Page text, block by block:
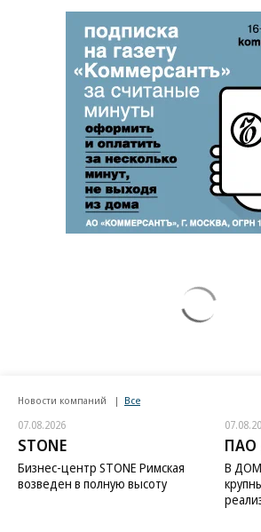
Новости компаний Все
07.08.2026
STONE
Бизнес-центр STONE Римская
возведен в полную высоту
В